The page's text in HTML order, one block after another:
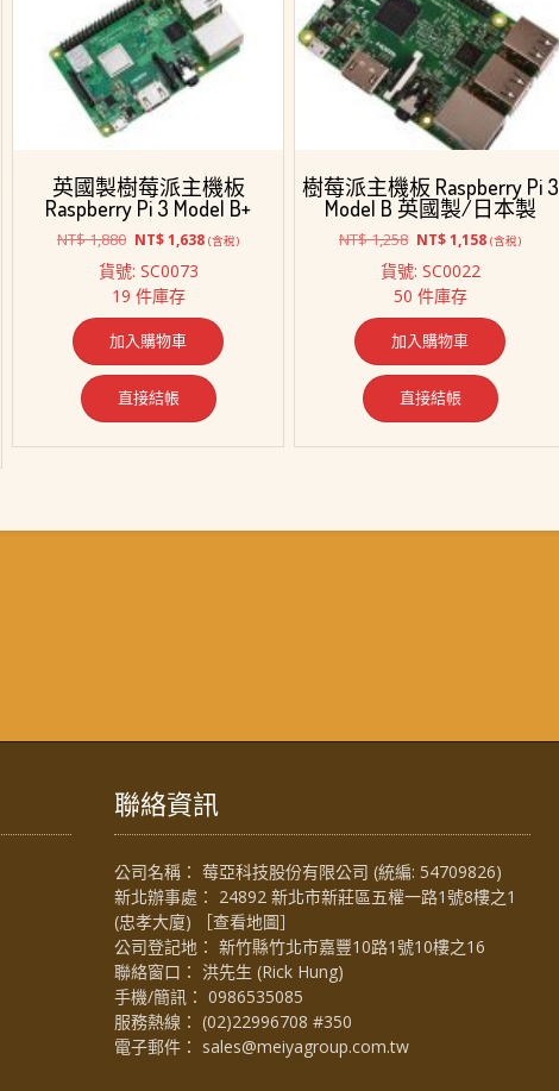
英國製樹莓派主機板
Raspberry Pi 3 Model B+
NT$1,880 原
價
格：
NT$ 1,880。
NT$1,638目
NT$ 1,638。
(含稅)
貨號: SC0073
19 件庫存
加入購物車
直接結帳
樹莓派主機板 Raspberry Pi 3
Model B 英國製/日本製
NT$1,258 原
價
格：
NT$ 1,258。
NT$1,158目
NT$ 1,158。
(含稅)
貨號: SC0022
50 件庫存
加入購物車
直接結帳
聯絡資訊
公司名稱： 莓亞科技股份有限公司 (統編: 54709826)
新北辦事處： 24892 新北市新莊區五權一路1號8樓之1
(忠孝大廈) ［查看地圖］
公司登記地： 新竹縣竹北市嘉豐10路1號10樓之16
聯絡窗口： 洪先生 (Rick Hung)
手機/簡訊： 0986535085
服務熱線： (02)22996708 #350
電子郵件： sales@meiyagroup.com.tw